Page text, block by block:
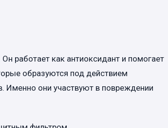
работает как антиоксидант и помогает
образуются под действием
Именно они участвуют в повреждении